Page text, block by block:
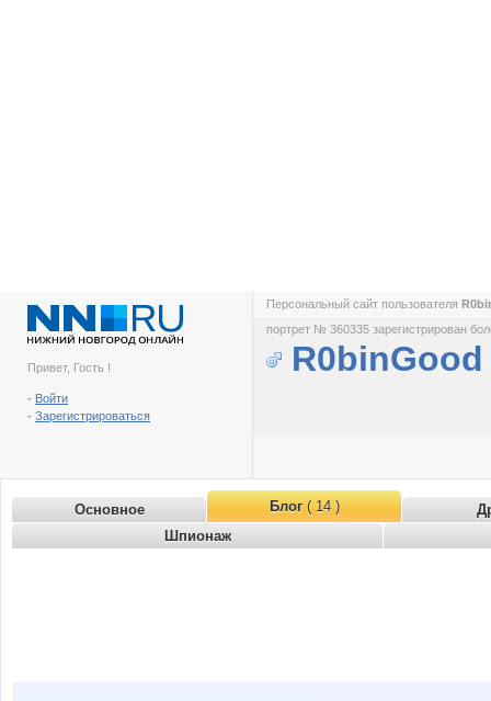
Привет, Гость !
- Войти
- Зарегистрироваться
Персональный сайт пользователя
портрет № 360335 зарегистрирован
R0binGood
Основное Блог( 14 )
Шпионаж